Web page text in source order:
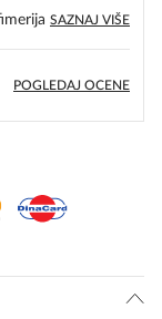
SAZNAJ VIŠE
POGLEDAJ OCENE